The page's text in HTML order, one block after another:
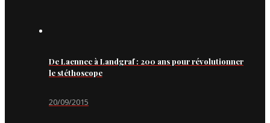
De Laennec à Landgraf : 200 ans pour révolutionner
le stéthoscope
20/09/2015